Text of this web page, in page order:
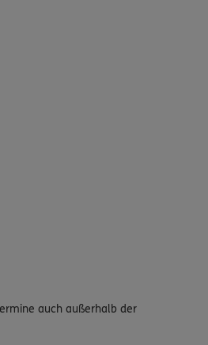
auch außerhalb der